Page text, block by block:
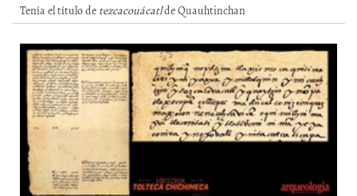
Tenía el título de tezcacouácatlde Quauhtinchan